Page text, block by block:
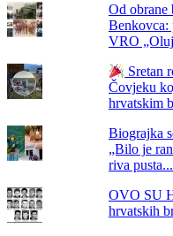
Od obrane
Benkovca:
VRO
Sretan
Čovjeku
hrvatskim
Biograjka
„Bilo je
riva
OVO SU
hrvatskih